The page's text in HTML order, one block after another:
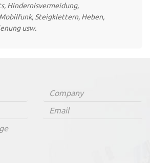
Hindernisvermeidung,
Steigklettern, Heben,
usw.